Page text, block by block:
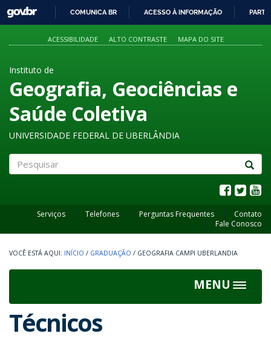
PARA
O
GOVBR
COMUNICA BR ACESSO À INFORMAÇÃO
ACESSIBILIDADE ALTO CONTRASTE MAPA DO SITE
Instituto de
Geografia, Geociências e
Saúde Coletiva
UNIVERSIDADE FEDERAL DE UBERLÂNDIA
Serviços Telefones Perguntas Frequentes
Contato
Fale Conosco
INÍCIO / GRADUAÇÃO / GEOGRAFIA CAMPI UBERLANDIA
MENU
Toggle
Técnicos